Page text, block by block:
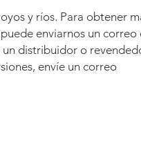
y ríos. Para obtener
enviarnos un
distribuidor o
envíe un correo